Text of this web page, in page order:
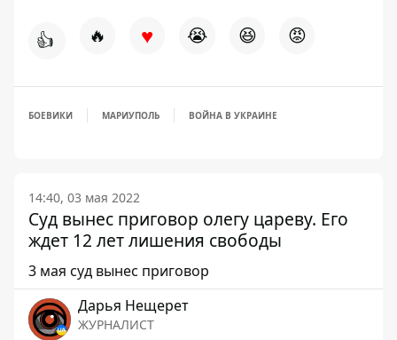
👍 🔥 ♥ 😭 😆 😡
БОЕВИКИ МАРИУПОЛЬ ВОЙНА В УКРАИНЕ
14:40, 03 мая 2022
Суд вынес приговор олегу цареву. Его
ждет 12 лет лишения свободы
3 мая суд вынес приговор
Дарья Нещерет
ЖУРНАЛИСТ